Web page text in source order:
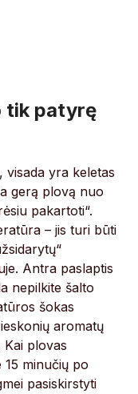
tik patyrę
visada yra keletas
gerą plovą nuo
pakartoti“.
– jis turi būti
Antra paslaptis
nepilkite šalto
šokas
aromatų
Kai plovas
15 minučių po
pasiskirstyti